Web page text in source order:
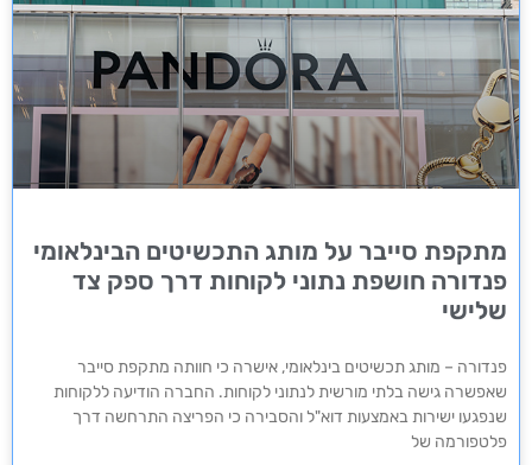
מתקפת סייבר על מותג התכשיטים הבינלאומי
פנדורה חושפת נתוני לקוחות דרך ספק צד
שלישי
פנדורה – מותג תכשיטים בינלאומי, אישרה כי חוותה מתקפת סייבר
שאפשרה גישה בלתי מורשית לנתוני לקוחות. החברה הודיעה ללקוחות
שנפגעו ישירות באמצעות דוא"ל והסבירה כי הפריצה התרחשה דרך
פלטפורמה של